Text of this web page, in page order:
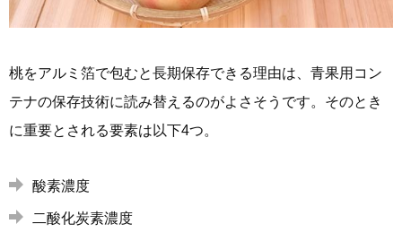
桃をアルミ箔で包むと長期保存できる理由は、青果用コン
テナの保存技術に読み替えるのがよさそうです。そのとき
に重要とされる要素は以下4つ。
酸素濃度
二酸化炭素濃度